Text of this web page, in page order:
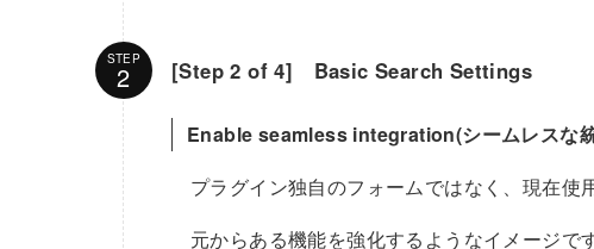
STEP [Step 2 of 4] Basic Search Settings
Enable seamless integration(シームレスな
プラグイン独自のフォームではなく、現在使
元からある機能を強化するようなイメージです